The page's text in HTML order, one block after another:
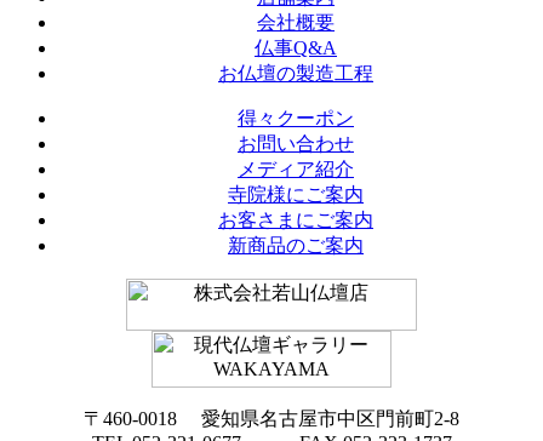
会社概要
仏事Q&A
お仏壇の製造工程
得々クーポン
お問い合わせ
メディア紹介
寺院様にご案内
お客さまにご案内
新商品のご案内
〒460-0018 愛知県名古屋市中区門前町2-8